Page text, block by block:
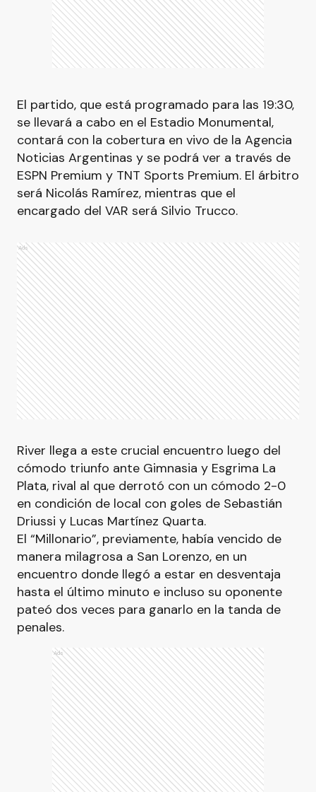
El partido, que está programado para las 19:30,
se llevará a cabo en el Estadio Monumental,
contará con la cobertura en vivo de la Agencia
Noticias Argentinas y se podrá ver a través de
ESPN Premium y TNT Sports Premium. El árbitro
será Nicolás Ramírez, mientras que el
encargado del VAR será Silvio Trucco.
Ads
River llega a este crucial encuentro luego del
cómodo triunfo ante Gimnasia y Esgrima La
Plata, rival al que derrotó con un cómodo 2-0
en condición de local con goles de Sebastián
Driussi y Lucas Martínez Quarta.
El “Millonario”, previamente, había vencido de
manera milagrosa a San Lorenzo, en un
encuentro donde llegó a estar en desventaja
hasta el último minuto e incluso su oponente
pateó dos veces para ganarlo en la tanda de
penales.
Ads